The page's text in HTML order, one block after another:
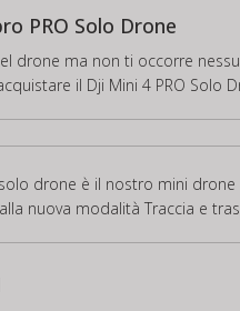
PRO Solo Drone
drone ma non ti occorre
il Dji Mini 4 PRO
solo drone è il nostro mini
nuova modalità Traccia e